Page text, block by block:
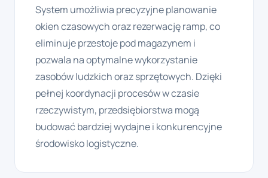
System umożliwia precyzyjne planowanie
okien czasowych oraz rezerwację ramp, co
eliminuje przestoje pod magazynem i
pozwala na optymalne wykorzystanie
zasobów ludzkich oraz sprzętowych. Dzięki
pełnej koordynacji procesów w czasie
rzeczywistym, przedsiębiorstwa mogą
budować bardziej wydajne i konkurencyjne
środowisko logistyczne.